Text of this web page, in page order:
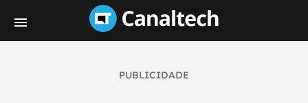
PUBLICIDADE